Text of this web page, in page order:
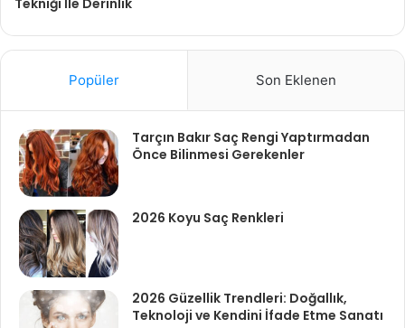
Popüler Son Eklenen
Tarçın Bakır Saç Rengi Yaptırmadan
Önce Bilinmesi Gerekenler
2026 Koyu Saç Renkleri
2026 Güzellik Trendleri: Doğallık,
Teknoloji ve Kendini İfade Etme Sanatı